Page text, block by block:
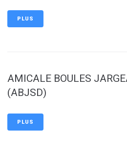
PLUS
AMICALE BOULES
(ABJSD)
PLUS